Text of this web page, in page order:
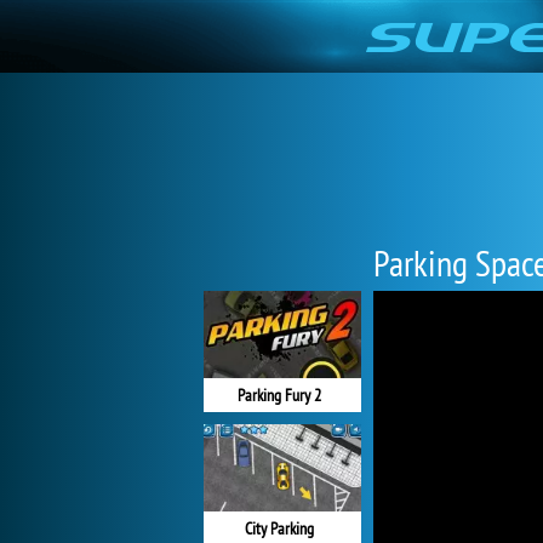
Parking
Parking Fury 2
City Parking